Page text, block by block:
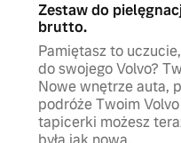
Zestaw do
brutto.
Pamiętasz to
do swojego Volvo?
Nowe wnętrze auta,
podróże Twoim
tapicerki możesz